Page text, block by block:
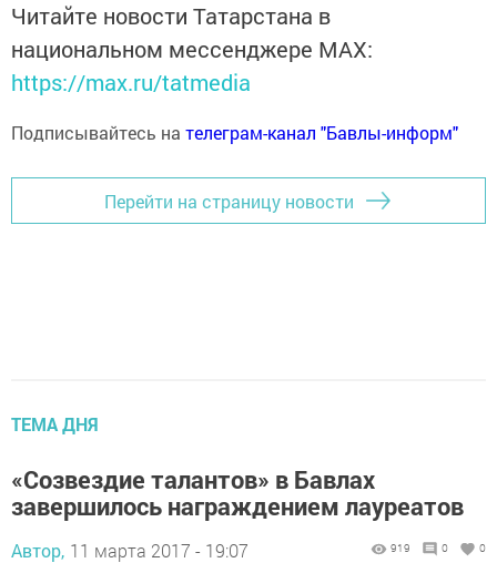
Читайте новости Татарстана в
национальном мессенджере MАХ:
https://max.ru/tatmedia
Подписывайтесь на телеграм-канал "Бавлы-информ"
Перейти на страницу новости
ТЕМА ДНЯ
«Созвездие талантов» в Бавлах
завершилось награждением лауреатов
Автор, 11 марта 2017 - 19:07 919 0 0